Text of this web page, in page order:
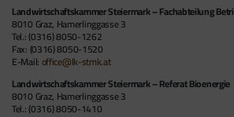
Landwirtschaftskammer Steiermark – Fachabteilung
8010 Graz, Hamerlinggasse 3
Tel.: (0316) 8050-1262
Fax: (0316) 8050-1520
E-Mail:office@lk-stmk.at
Landwirtschaftskammer Steiermark – Referat Bioenergie
8010 Graz, Hamerlinggasse 3
Tel.: (0316) 8050-1410